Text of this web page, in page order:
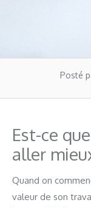
Posté
Est-ce
aller
Quand on
valeur de son